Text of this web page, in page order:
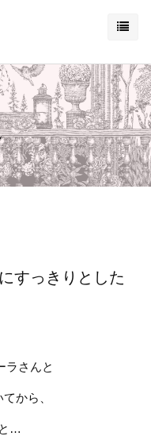
すっきりとした
ラさんと
から、
…